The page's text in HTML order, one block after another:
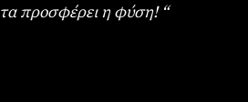
τα προσφέρει η φύση! “